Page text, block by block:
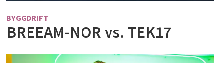
BYGGDRIFT
BREEAM-NOR vs. TEK17